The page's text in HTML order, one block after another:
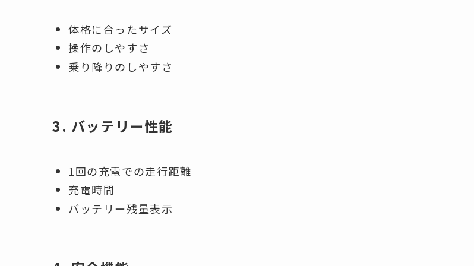
体格に合ったサイズ
操作のしやすさ
乗り降りのしやすさ
3. バッテリー性能
1回の充電での走行距離
充電時間
バッテリー残量表示